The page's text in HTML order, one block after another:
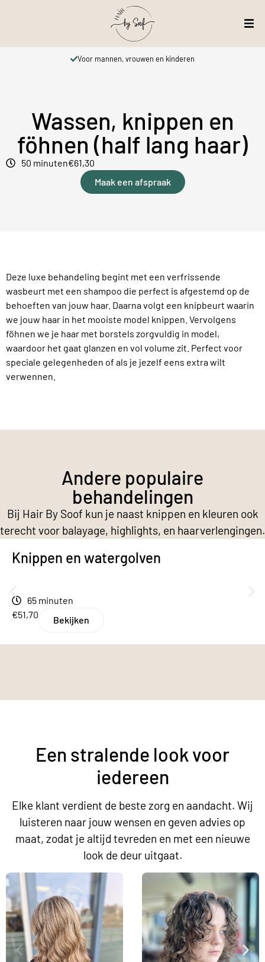
Voor mannen, vrouwen en kinderen
Wassen, knippen en
föhnen (half lang haar)
50 minuten€61,30
Maak een afspraak
Deze luxe behandeling begint met een verfrissende
wasbeurt met een shampoo die perfect is afgestemd op de
behoeften van jouw haar. Daarna volgt een knipbeurt waarin
we jouw haar in het mooiste model knippen. Vervolgens
föhnen we je haar met borstels zorgvuldig in model,
waardoor het gaat glanzen en vol volume zit. Perfect voor
speciale gelegenheden of als je jezelf eens extra wilt
verwennen.
Andere populaire
behandelingen
Bij Hair By Soof kun je naast knippen en kleuren ook
terecht voor balayage, highlights, en haarverlengingen.
Knippen en watergolven
65 minuten
€51,70
Bekijken
Een stralende look voor
iedereen
Elke klant verdient de beste zorg en aandacht. Wij
luisteren naar jouw wensen en geven advies op
maat, zodat je altijd tevreden en met een nieuwe
look de deur uitgaat.